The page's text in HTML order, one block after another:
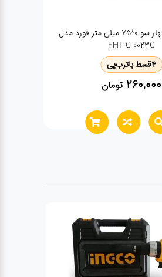
پیچ گوشتی چهار سو ۰*۷۵ میلی متر فورد مدل
FHT-C-0023C
4قسط باترب‌پی
260,000 تومان